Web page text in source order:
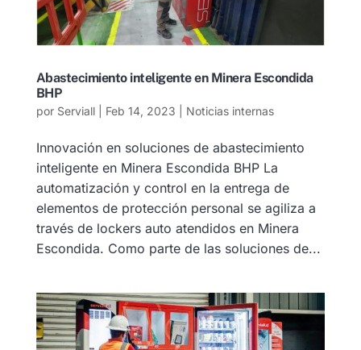
Abastecimiento inteligente en Minera Escondida
BHP
por Serviall| Feb 14, 2023 Noticias internas
Innovación en soluciones de abastecimiento
inteligente en Minera Escondida BHP La
automatización y control en la entrega de
elementos de protección personal se agiliza a
través de lockers auto atendidos en Minera
Escondida. Como parte de las soluciones de...